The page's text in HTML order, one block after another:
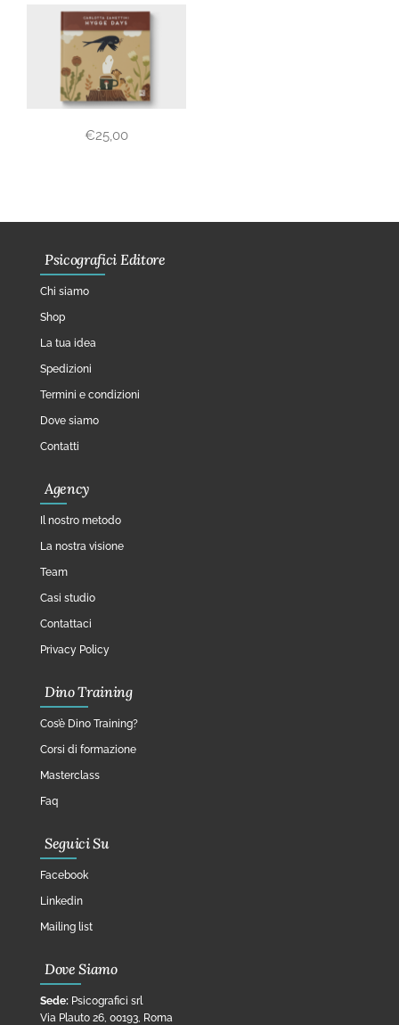
€25,00
Psicografici Editore
Chi siamo
Shop
La tua idea
Spedizioni
Termini e condizioni
Dove siamo
Contatti
Agency
Il nostro metodo
La nostra visione
Team
Casi studio
Contattaci
Privacy Policy
Dino Training
Cos’è Dino Training?
Corsi di formazione
Masterclass
Faq
Seguici Su
Facebook
Linkedin
Mailing list
Dove Siamo
Sede: Psicografici srl
Via Plauto 26, 00193, Roma